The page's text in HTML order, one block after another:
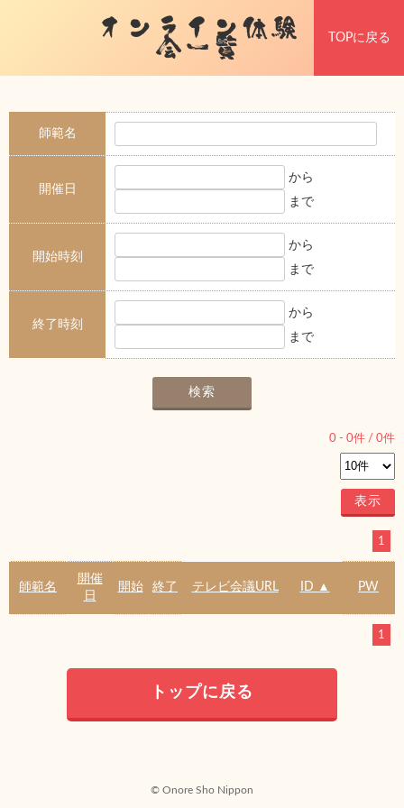
オンライン体験
会一覧 TOPに戻る
師範名
開催日
から
まで
開始時刻
から
まで
終了時刻
から
まで
0 - 0件 / 0件
1
師範名
開催
日
開始 終了 テレビ会議URL ID ▲ PW
1
トップに戻る
© Onore Sho Nippon